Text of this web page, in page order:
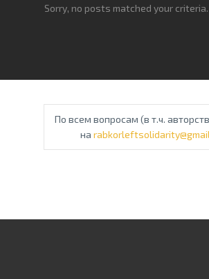
Sorry, no posts matched your criteria.
По всем вопросам (в т.ч.
на